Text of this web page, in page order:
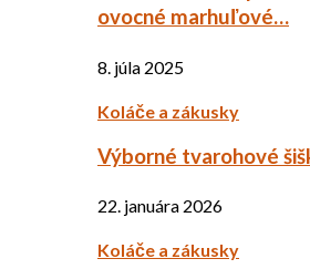
ovocné marhuľové…
8. júla 2025
Koláče a zákusky
Výborné tvarohové
22. januára 2026
Koláče a zákusky